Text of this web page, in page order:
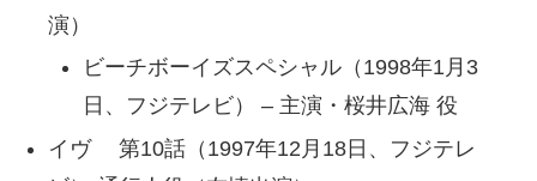
演）
ビーチボーイズスペシャル（1998年1月3
日、フジテレビ） – 主演・桜井広海 役
イヴ 第10話（1997年12月18日、フジテレ